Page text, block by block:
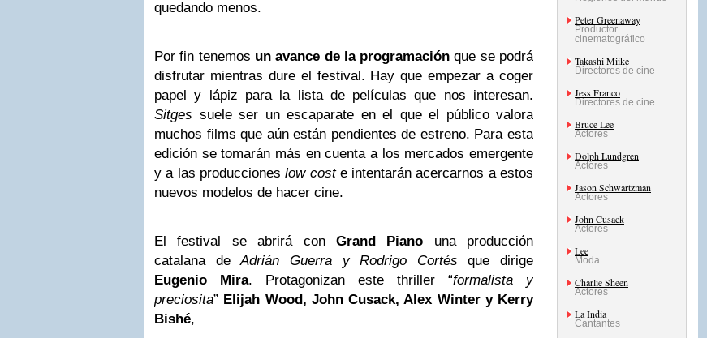
quedando menos.
Por fin tenemos un avance de la programación que se podrá
disfrutar mientras dure el festival. Hay que empezar a coger
papel y lápiz para la lista de películas que nos interesan.
Sitges suele ser un escaparate en el que el público valora
muchos films que aún están pendientes de estreno. Para esta
edición se tomarán más en cuenta a los mercados emergente
y a las produccioneslow coste intentarán acercarnos a estos
nuevos modelos de hacer cine.
El festival se abrirá con Grand Piano una producción
catalana deAdrián Guerra y Rodrigo Cortés que dirige
Eugenio Mira. Protagonizan este thriller “formalista y
preciosita” Elijah Wood, John Cusack, Alex Winter y Kerry
Bishé,
Peter Greenaway
Productor
cinematográfico
Takashi Miike
Directores de cine
Jess Franco
Directores de cine
Bruce Lee
Actores
Dolph Lundgren
Actores
Jason Schwartzman
Actores
John Cusack
Actores
Lee
Moda
Charlie Sheen
Actores
La India
Cantantes